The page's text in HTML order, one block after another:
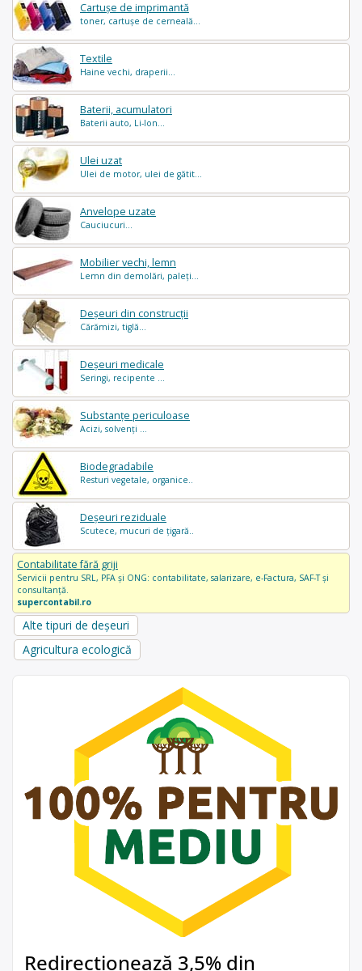
Cartușe de imprimantă
toner, cartușe de cerneală...
Textile
Haine vechi, draperii...
Baterii, acumulatori
Baterii auto, Li-Ion...
Ulei uzat
Ulei de motor, ulei de gătit...
Anvelope uzate
Cauciucuri...
Mobilier vechi, lemn
Lemn din demolări, paleți...
Deșeuri din construcții
Cărămizi, tiglă...
Deșeuri medicale
Seringi, recipente ...
Substanțe periculoase
Acizi, solvenți ...
Biodegradabile
Resturi vegetale, organice..
Deșeuri reziduale
Scutece, mucuri de țigară..
Contabilitate fără griji
Servicii pentru SRL, PFA și ONG: contabilitate, salarizare, e-Factura, SAF-T și
consultanță.
supercontabil.ro
Alte tipuri de deșeuri
Agricultura ecologică
Redirecționează 3,5% din